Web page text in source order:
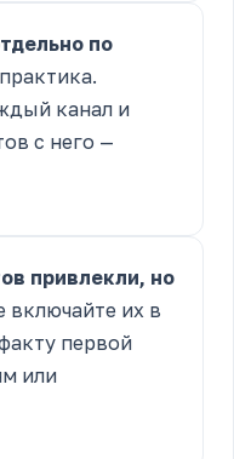
по
канал и
с него —
привлекли, но
включайте их в
первой
или